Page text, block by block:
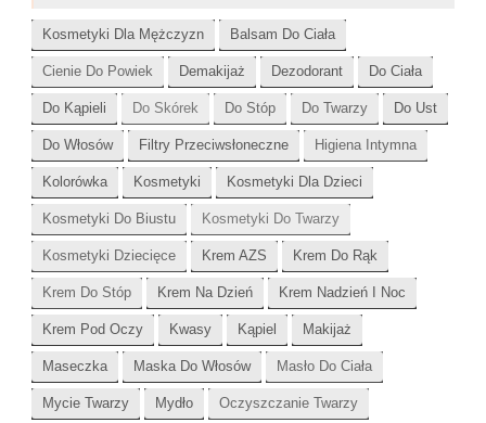
Kosmetyki Dla Mężczyzn Balsam Do Ciała
Cienie Do Powiek Demakijaż Dezodorant Do Ciała
Do Kąpieli Do Skórek Do Stóp Do Twarzy Do Ust
Do Włosów Filtry Przeciwsłoneczne Higiena Intymna
Kolorówka Kosmetyki Kosmetyki Dla Dzieci
Kosmetyki Do Biustu Kosmetyki Do Twarzy
Kosmetyki Dziecięce Krem AZS Krem Do Rąk
Krem Do Stóp Krem Na Dzień Krem Nadzień I Noc
Krem Pod Oczy Kwasy Kąpiel Makijaż
Maseczka Maska Do Włosów Masło Do Ciała
Mycie Twarzy Mydło Oczyszczanie Twarzy